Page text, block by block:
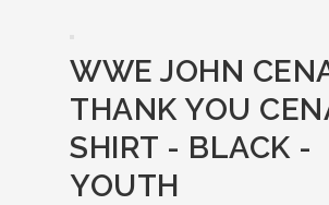
WWE JOHN
THANK YOU
SHIRT - BLACK -
YOUTH